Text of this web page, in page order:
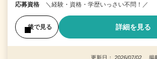
応募資格 ＼経験・資格・学歴いっさい不問！／
後で見る 詳細を見る
更新日： 2026/07/02 掲